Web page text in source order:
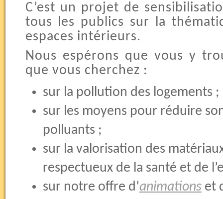
C’est un projet de
tous les publics sur la
espaces intérieurs.
Nous espérons que vous y
que vous cherchez :
sur la pollution des logements ;
sur les moyens pour réduire
polluants ;
sur la valorisation des
respectueux de la santé et de
sur notre offre d’animationset